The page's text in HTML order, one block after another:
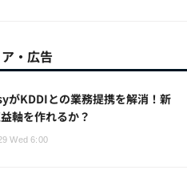
・広告
がKDDIとの業務提携を解消！新
軸を作れるか？
Wed 6:00